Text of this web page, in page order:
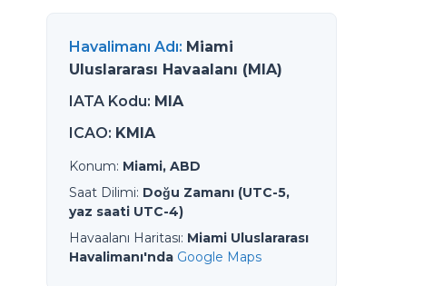
Havalimanı Adı: Miami
Uluslararası Havaalanı (MIA)
IATA Kodu: MIA
ICAO: KMIA
Konum: Miami, ABD
Saat Dilimi: Doğu Zamanı (UTC-5,
yaz saati UTC-4)
Havaalanı Haritası: Miami Uluslararası
Havalimanı'nda Google Maps